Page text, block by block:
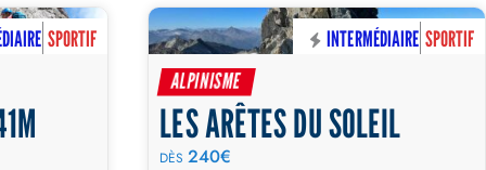
SPORTIF
INTERMÉDIAIRE SPORTIF
ALPINISME
LES ARÊTES DU SOLEIL
DÈS240€